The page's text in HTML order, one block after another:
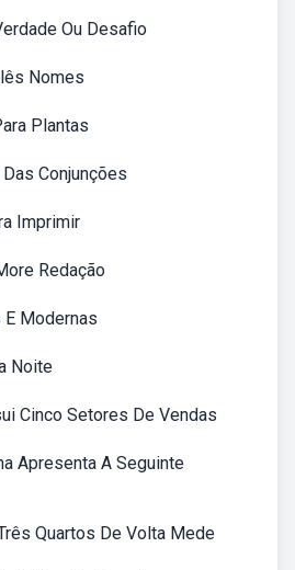
Ou Desafio
Nomes
Plantas
Conjunções
Imprimir
Redação
Modernas
Noite
Cinco Setores De Vendas
Apresenta A Seguinte
Quartos De Volta Mede